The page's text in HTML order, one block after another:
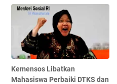
Kemensos Libatkan
Mahasiswa Perbaiki DTKS dan